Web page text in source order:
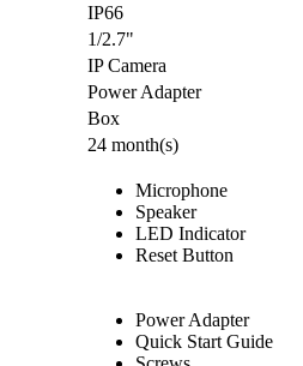
IP66
1/2.7"
IP Camera
Power Adapter
Box
24 month(s)
Microphone
Speaker
LED Indicator
Reset Button
Power Adapter
Quick Start Guide